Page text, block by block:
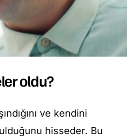
oldu?
ve kendini
hisseder. Bu